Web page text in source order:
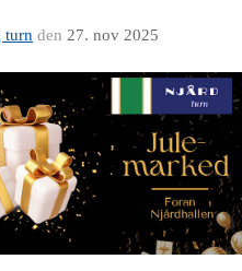
turn den 27. nov 2025